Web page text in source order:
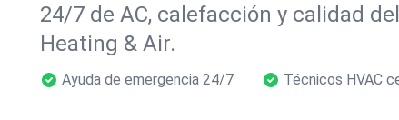
24/7 de AC, calefacción y calidad
Heating & Air.
Ayuda de emergencia 24/7 Técnicos HVAC